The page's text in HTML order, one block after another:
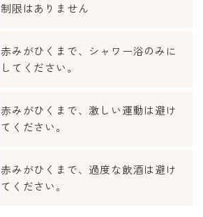
制限はありません
赤みがひくまで、シャワー浴のみに
してください。
赤みがひくまで、激しい運動は避け
てください。
赤みがひくまで、過度な飲酒は避け
てください。